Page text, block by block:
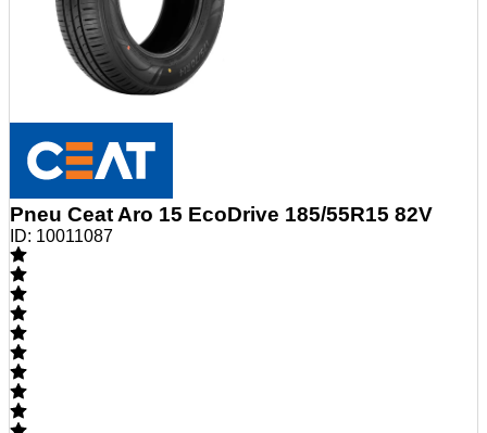
Pneu Ceat Aro 15 EcoDrive 185/55R15 82V
ID: 10011087